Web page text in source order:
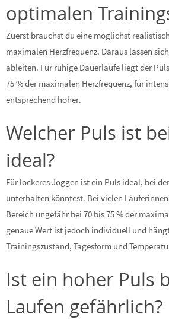
optimalen
Zuerst brauchst du eine möglichst
maximalen Herzfrequenz. Daraus lassen
ableiten. Für ruhige Dauerläufe liegt der
75 % der maximalen Herzfrequenz, für
entsprechend höher.
Welcher Puls ist
ideal?
Für lockeres Joggen ist ein Puls ideal, bei
unterhalten könntest. Bei vielen
Bereich ungefähr bei 70 bis 75 % der
genaue Wert ist jedoch individuell und
Trainingszustand, Tagesform und
Ist ein hoher Puls
Laufen gefährlich?